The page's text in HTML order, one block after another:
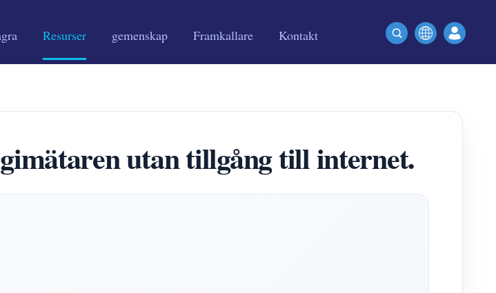
Resurser gemenskap Framkallare Kontakt
utan tillgång till internet.